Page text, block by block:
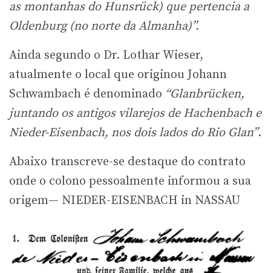
as montanhas do Hunsrück) que pertencia a
Oldenburg (no norte da Almanha)”.
Ainda segundo o Dr. Lothar Wieser,
atualmente o local que originou Johann
Schwambach é denominado “Glanbrücken,
juntando os antigos vilarejos de Hachenbach e
Nieder-Eisenbach, nos dois lados do Rio Glan”.
Abaixo transcreve-se destaque do contrato
onde o colono pessoalmente informou a sua
origem— NIEDER-EISENBACH in NASSAU